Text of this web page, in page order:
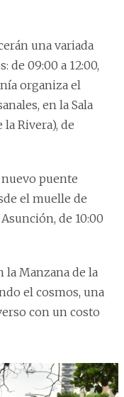
una variada
de 09:00 a 12:00,
organiza el
en la Sala
Rivera), de
nuevo puente
el muelle de
de 10:00
la Manzana de la
el cosmos, una
con un costo